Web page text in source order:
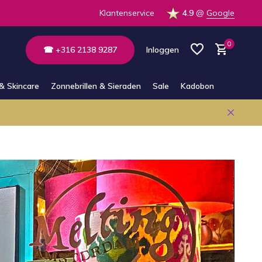
Klantenservice 4.9 @ Google
☎ +316 2138 9287 Inloggen
Account aanmaken
0
Skincare Zonnebrillen & Sieraden Sale Kadobon